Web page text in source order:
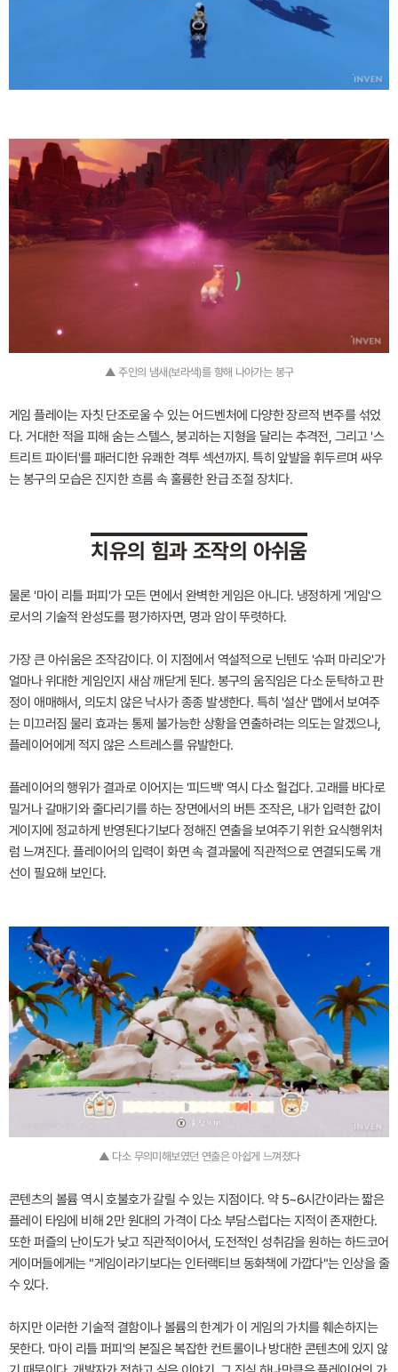
▲ 주인의 냄새(보라색)를 향해 나아가는 봉구
게임 플레이는 자칫 단조로울 수 있는 어드벤처에 다양한 장르적 변주를 섞었
다. 거대한 적을 피해 숨는 스텔스, 붕괴하는 지형을 달리는 추격전, 그리고 '스
트리트 파이터'를 패러디한 유쾌한 격투 섹션까지. 특히 앞발을 휘두르며 싸우
는 봉구의 모습은 진지한 흐름 속 훌륭한 완급 조절 장치다.
치유의 힘과 조작의 아쉬움
물론 '마이 리틀 퍼피'가 모든 면에서 완벽한 게임은 아니다. 냉정하게 '게임'으
로서의 기술적 완성도를 평가하자면, 명과 암이 뚜렷하다.
가장 큰 아쉬움은 조작감이다. 이 지점에서 역설적으로 닌텐도 '슈퍼 마리오'가
얼마나 위대한 게임인지 새삼 깨닫게 된다. 봉구의 움직임은 다소 둔탁하고 판
정이 애매해서, 의도치 않은 낙사가 종종 발생한다. 특히 '설산' 맵에서 보여주
는 미끄러짐 물리 효과는 통제 불가능한 상황을 연출하려는 의도는 알겠으나,
플레이어에게 적지 않은 스트레스를 유발한다.
플레이어의 행위가 결과로 이어지는 '피드백' 역시 다소 헐겁다. 고래를 바다로
밀거나 갈매기와 줄다리기를 하는 장면에서의 버튼 조작은, 내가 입력한 값이
게이지에 정교하게 반영된다기보다 정해진 연출을 보여주기 위한 요식행위처
럼 느껴진다. 플레이어의 입력이 화면 속 결과물에 직관적으로 연결되도록 개
선이 필요해 보인다.
▲ 다소 무의미해보였던 연출은 아쉽게 느껴졌다
콘텐츠의 볼륨 역시 호불호가 갈릴 수 있는 지점이다. 약 5~6시간이라는 짧은
플레이 타임에 비해 2만 원대의 가격이 다소 부담스럽다는 지적이 존재한다.
또한 퍼즐의 난이도가 낮고 직관적이어서, 도전적인 성취감을 원하는 하드코어
게이머들에게는 "게임이라기보다는 인터랙티브 동화책에 가깝다"는 인상을 줄
수 있다.
하지만 이러한 기술적 결함이나 볼륨의 한계가 이 게임의 가치를 훼손하지는
못한다. '마이 리틀 퍼피'의 본질은 복잡한 컨트롤이나 방대한 콘텐츠에 있지 않